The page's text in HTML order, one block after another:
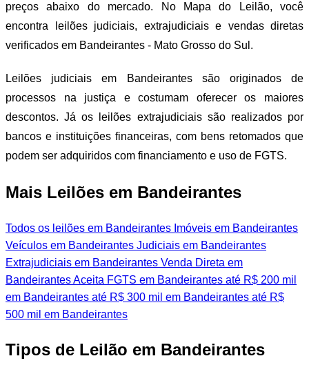
preços abaixo do mercado. No Mapa do Leilão, você
encontra leilões judiciais, extrajudiciais e vendas diretas
verificados em Bandeirantes - Mato Grosso do Sul.
Leilões judiciais em Bandeirantes são originados de
processos na justiça e costumam oferecer os maiores
descontos. Já os leilões extrajudiciais são realizados por
bancos e instituições financeiras, com bens retomados que
podem ser adquiridos com financiamento e uso de FGTS.
Mais Leilões em Bandeirantes
Todos os leilões em Bandeirantes Imóveis em Bandeirantes
Veículos em Bandeirantes Judiciais em Bandeirantes
Extrajudiciais em Bandeirantes Venda Direta em
BandeirantesAceita FGTS em Bandeirantes até R$ 200 mil
em Bandeirantes até R$ 300 mil em Bandeirantes até R$
500 mil em Bandeirantes
Tipos de Leilão em Bandeirantes